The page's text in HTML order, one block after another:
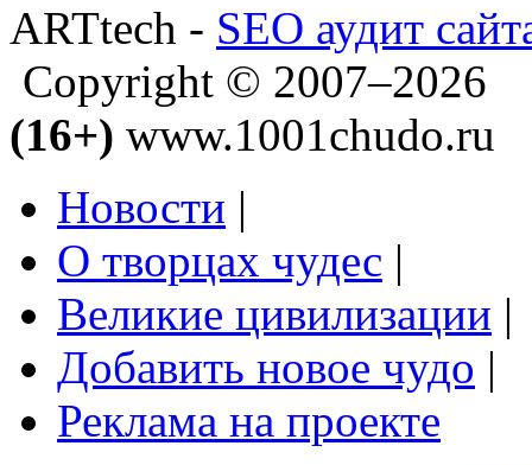
ARTtech - SEO аудит
Copyright © 2007–2026
(16+) www.1001chudo.ru
Новости |
О творцах чудес |
Великие цивилизации |
Добавить новое чудо |
Реклама на проекте